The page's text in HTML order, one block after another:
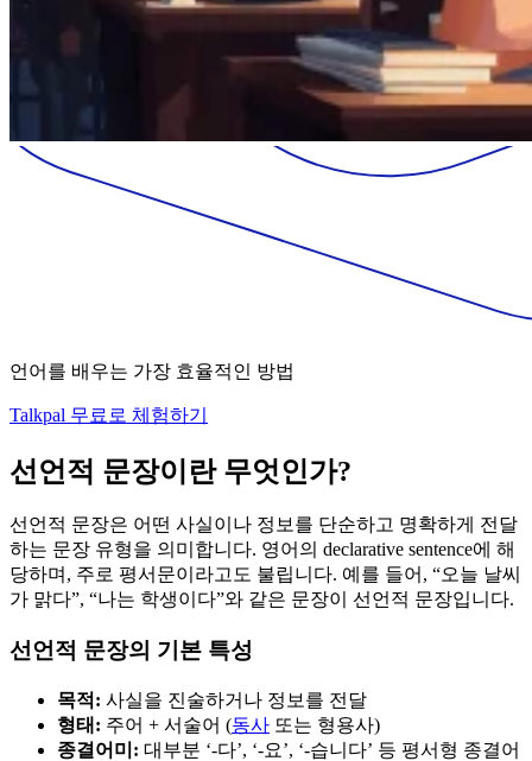
언어를 배우는 가장 효율적인 방법
Talkpal 무료로 체험하기
선언적 문장이란 무엇인가?
선언적 문장은 어떤 사실이나 정보를 단순하고 명확하게 전달
하는 문장 유형을 의미합니다. 영어의 declarative sentence에 해
당하며, 주로 평서문이라고도 불립니다. 예를 들어, “오늘 날씨
가 맑다”, “나는 학생이다”와 같은 문장이 선언적 문장입니다.
선언적 문장의 기본 특성
목적: 사실을 진술하거나 정보를 전달
형태: 주어 + 서술어 (동사 또는 형용사)
종결어미: 대부분 ‘-다’, ‘-요’, ‘-습니다’ 등 평서형 종결어